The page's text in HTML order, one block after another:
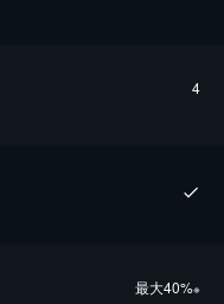
4
最⼤40%※